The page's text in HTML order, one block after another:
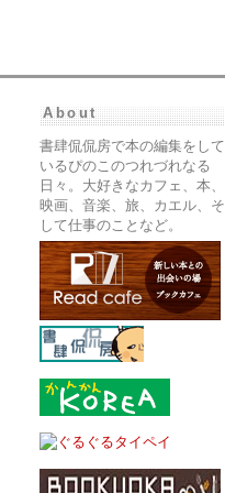
About
書肆侃侃房で本の編集をして
いるぴのこのつれづれなる
日々。大好きなカフェ、本、
映画、音楽、旅、カエル、そ
して仕事のことなど。